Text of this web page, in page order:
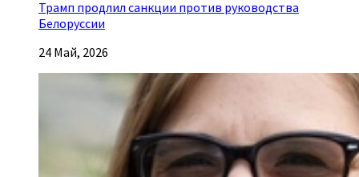
Трамп продлил санкции против руководства
Белоруссии
24 Май, 2026